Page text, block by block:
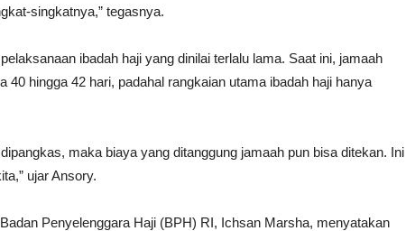
singkatnya,” tegasnya.
ibadah haji yang dinilai terlalu lama. Saat ini, jamaah
40 hingga 42 hari, padahal rangkaian utama ibadah haji hanya
maka biaya yang ditanggung jamaah pun bisa ditekan. Ini
ujar Ansory.
Penyelenggara Haji (BPH) RI, Ichsan Marsha, menyatakan